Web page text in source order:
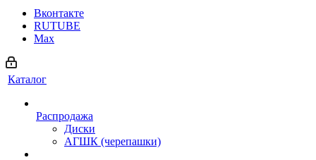
Вконтакте
RUTUBE
Max
Каталог
Распродажа
Диски
АГШК (черепашки)